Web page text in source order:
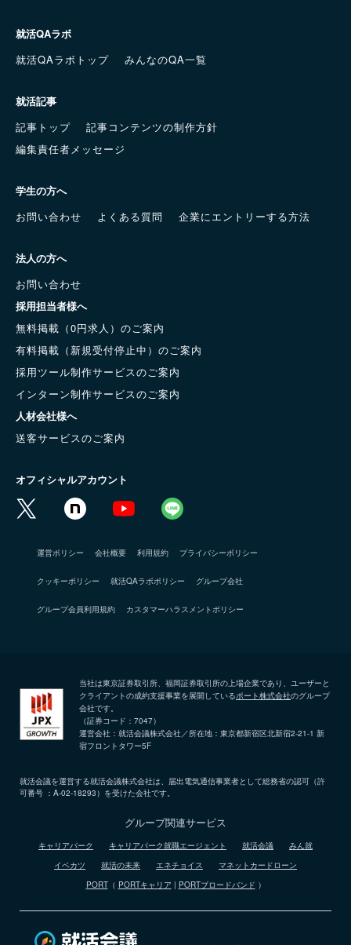
就活QAラボ
就活QAラボトップ
みんなのQA一覧
就活記事
記事トップ
記事コンテンツの制作方針
編集責任者メッセージ
学生の方へ
お問い合わせ
よくある質問 企業にエントリーする方法
法人の方へ
お問い合わせ
採用担当者様へ
無料掲載（0円求人）のご案内
有料掲載（新規受付停止中）のご案内
採用ツール制作サービスのご案内
インターン制作サービスのご案内
人材会社様へ
送客サービスのご案内
オフィシャルアカウント
運営ポリシー 会社概要 利用規約 プライバシーポリシー
クッキーポリシー 就活QAラボポリシー グループ会社
グループ会員利用規約 カスタマーハラスメントポリシー
当社は東京証券取引所、福岡証券取引所の上場企業であり、ユーザーと
クライアントの成約支援事業を展開しているポート株式会社のグループ
会社です。
（証券コード：7047）
運営会社：就活会議株式会社／所在地：東京都新宿区北新宿2-21-1 新
宿フロントタワー5F
就活会議を運営する就活会議株式会社は、届出電気通信事業者として総務省の認可（許
可番号 ：A-02-18293）を受けた会社です。